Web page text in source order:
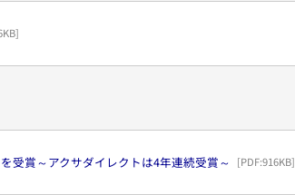
]
受賞～アクサダイレクトは4年連続受賞～ [PDF:916KB]